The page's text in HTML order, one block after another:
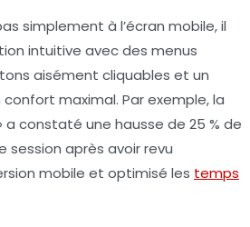
simplement à l’écran mobile, il
intuitive avec des menus
aisément cliquables et un
maximal. Par exemple, la
a constaté une hausse de 25 % de
session après avoir revu
mobile et optimisé les temps